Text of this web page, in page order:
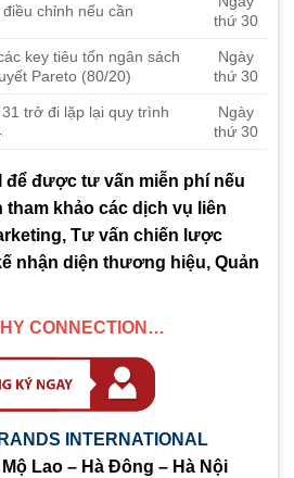
chỉnh nếu cần
thứ 30
key tiêu tốn ngân sách
Pareto (80/20)
Ngày
thứ 30
trở đi lặp lại quy trình
Ngày
thứ 30
để được tư vấn miễn phí nếu
khảo các dịch vụ liên
Tư vấn chiến lược
nhận diện thương hiệu, Quản
CONNECTION…
INTERNATIONAL
Lao – Hà Đông – Hà Nội